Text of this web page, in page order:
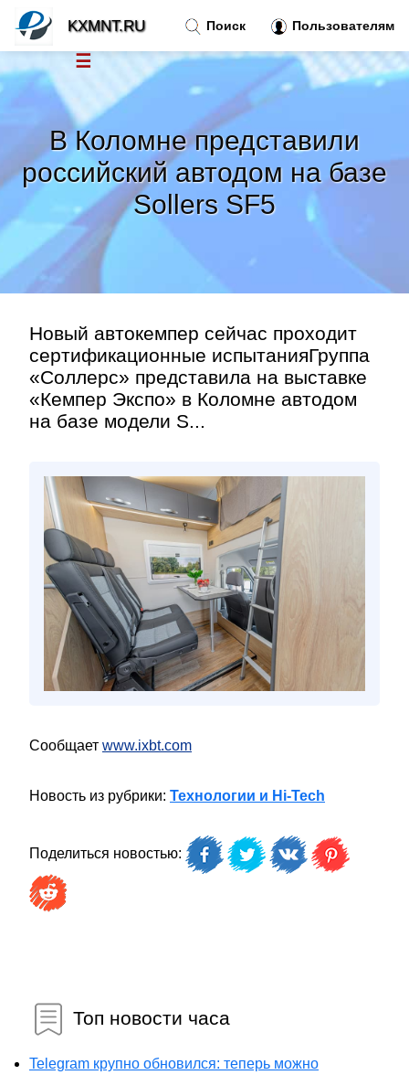
В Коломне представили
российский автодом на базе
Sollers SF5
Новый автокемпер сейчас проходит
сертификационные испытанияГруппа
«Соллерс» представила на выставке
«Кемпер Экспо» в Коломне автодом
на базе модели S...
Сообщает www.ixbt.com
Новость из рубрики: Технологии и Hi-Tech
Поделиться новостью:
Топ новости часа
Telegram крупно обновился: теперь можно
Поиск Пользователям
KXMNT.RU
☰
Новости
Тренды новостей»
»
Правила »